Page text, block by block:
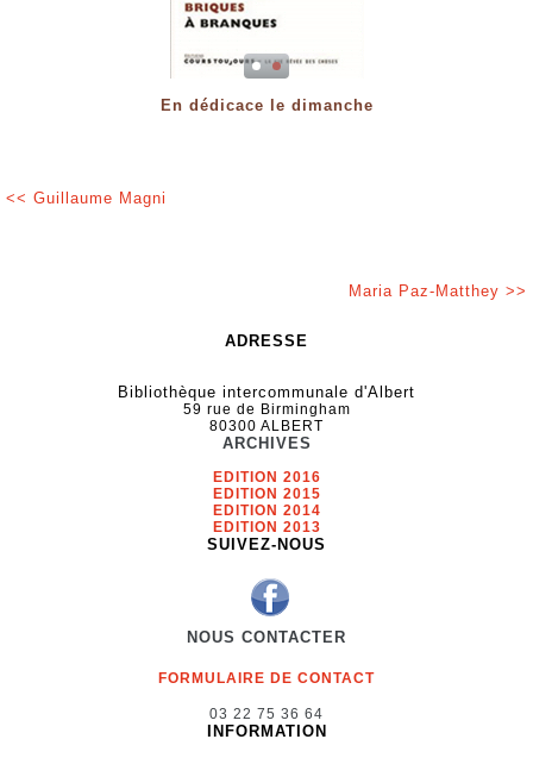
En dédicace le dimanche
<< Guillaume Magni
Maria Paz-Matthey >>
ADRESSE
Bibliothèque intercommunale d'Albert
59 rue de Birmingham
80300 ALBERT
ARCHIVES
EDITION 2016
EDITION 2015
EDITION 2014
EDITION 2013
SUIVEZ-NOUS
NOUS CONTACTER
FORMULAIRE DE CONTACT
03 22 75 36 64
INFORMATION